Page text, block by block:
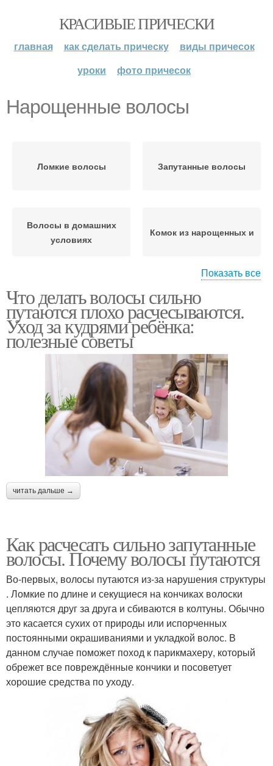
КРАСИВЫЕ ПРИЧЕСКИ
главная как сделать прическу
виды причесок
уроки
фото причесок
Нарощенные волосы
Ломкие волосы Запутанные волосы
Волосы в домашних
условиях
Комок из нарощенных и
Колтуны в волосах Колтун в волосах
Средства для волос Уход за волосами
Уход за волосом Натуральные волосы
Уход для волос
Сыворотка для волос Бальзам для волос
Показать все
Что делать волосы сильно
путаются плохо расчесываются.
Уход за кудрями ребёнка:
полезные советы
читать дальше →
Как расчесать сильно запутанные
волосы. Почему волосы путаются
Во-первых, волосы путаются из-за нарушения структуры
. Ломкие по длине и секущиеся на кончиках волоски
цепляются друг за друга и сбиваются в колтуны. Обычно
это касается сухих от природы или испорченных
постоянными окрашиваниями и укладкой волос. В
данном случае поможет поход к парикмахеру, который
обрежет все повреждённые кончики и посоветует
хорошие средства по уходу.